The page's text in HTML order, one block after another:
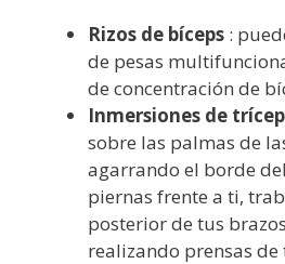
Rizos de bíceps :
de pesas
de concentración de
Inmersiones de
sobre las palmas de
agarrando el borde
piernas frente a ti,
posterior de tus
realizando prensas de